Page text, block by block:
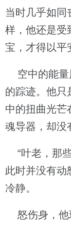
当时几乎如同
样，他还是受
宝，才得以平
空中的能量
的踪迹。他只
中的扭曲光芒
魂导器，却没
“叶老，那
此时并没有动
冷静。
怒伤身，他